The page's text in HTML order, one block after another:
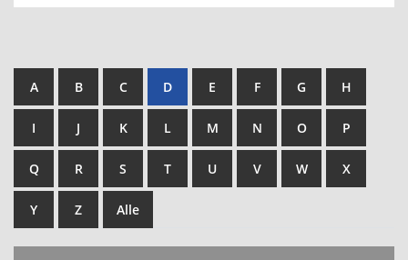
A B C D E F G H
I J K L M N O P
Q R S T U V W X
Y Z Alle